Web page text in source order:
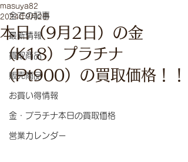
全ての記事
最新情報
買取商品
販売商品
お買い得情報
金・プラチナ本日の買取価格
営業カレンダー
本日（9月2日）の金
（K18）プラチナ
（Pt900）の買取価格！！
masuya82
2024年9月2日